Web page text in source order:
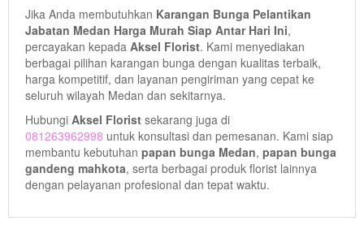
Jika Anda membutuhkan Karangan Bunga Pelantikan
Jabatan Medan Harga Murah Siap Antar Hari Ini,
percayakan kepada Aksel Florist. Kami menyediakan
berbagai pilihan karangan bunga dengan kualitas terbaik,
harga kompetitif, dan layanan pengiriman yang cepat ke
seluruh wilayah Medan dan sekitarnya.
Hubungi Aksel Florist sekarang juga di
081263962998 untuk konsultasi dan pemesanan. Kami siap
membantu kebutuhan papan bunga Medan, papan bunga
gandeng mahkota, serta berbagai produk florist lainnya
dengan pelayanan profesional dan tepat waktu.
View Detail
View Detail